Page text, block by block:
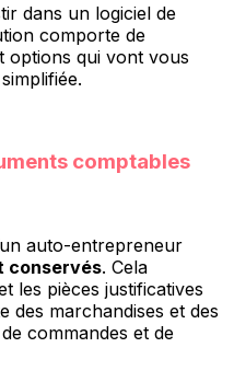
dans un logiciel de
comporte de
options qui vont vous
comptables
auto-entrepreneur
conservés. Cela
les pièces justificatives
des marchandises et des
commandes et de